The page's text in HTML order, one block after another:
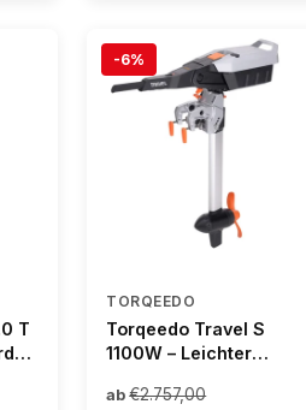
T
-6%
TORQEEDO
Torqeedo Travel S
1100W – Leichter
für Jollen & Beiboote
ab€2.757,00